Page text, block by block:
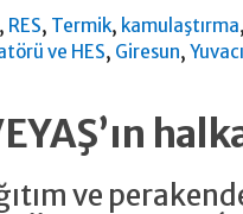
, RES, Termik, kamulaştırma,
ve HES, Giresun,
ve